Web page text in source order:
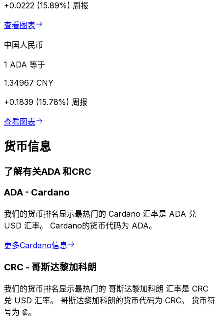
+0.0222 (15.89%) 周报
查看图表
中国人民币
1 ADA 等于
1.34967 CNY
+0.1839 (15.78%) 周报
查看图表
货币信息
了解有关ADA 和CRC
ADA - Cardano
我们的货币排名显示最热门的 Cardano 汇率是 ADA 兑
USD 汇率。 Cardano的货币代码为 ADA。
更多Cardano信息
CRC - 哥斯达黎加科朗
我们的货币排名显示最热门的 哥斯达黎加科朗 汇率是 CRC
兑 USD 汇率。 哥斯达黎加科朗的货币代码为 CRC。 货币符
号为 ₡。